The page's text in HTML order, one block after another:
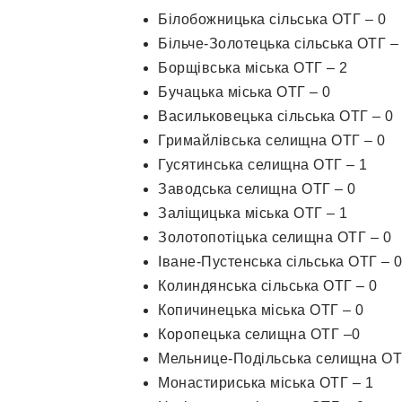
Білобожницька сільська ОТГ – 0
Більче-Золотецька сільська ОТГ –
Борщівська міська ОТГ – 2
Бучацька міська ОТГ – 0
Васильковецька сільська ОТГ – 0
Гримайлівська селищна ОТГ – 0
Гусятинська селищна ОТГ – 1
Заводська селищна ОТГ – 0
Заліщицька міська ОТГ – 1
Золотопотіцька селищна ОТГ – 0
Іване-Пустенська сільська ОТГ – 0
Колиндянська сільська ОТГ – 0
Копичинецька міська ОТГ – 0
Коропецька селищна ОТГ –0
Мельнице-Подільська селищна
Монастириська міська ОТГ – 1